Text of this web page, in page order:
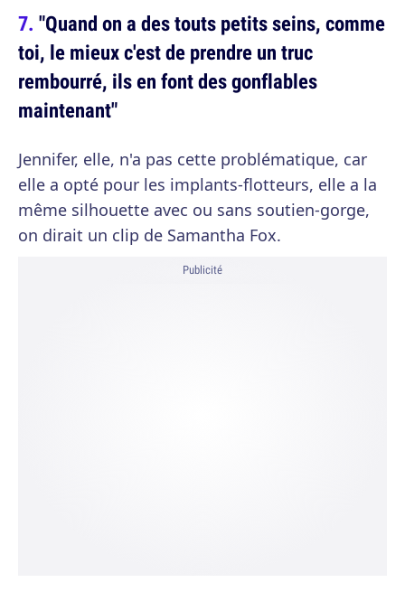
"Quand on a des touts petits seins, comme
toi, le mieux c'est de prendre un truc
rembourré, ils en font des gonflables
maintenant"
Jennifer, elle, n'a pas cette problématique, car
elle a opté pour les implants-flotteurs, elle a la
même silhouette avec ou sans soutien-gorge,
on dirait un clip de Samantha Fox.
Publicité